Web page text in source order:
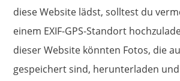
diese Website lädst, solltest du
einem EXIF-GPS-Standort
dieser Website könnten Fotos, die
gespeichert sind, herunterladen